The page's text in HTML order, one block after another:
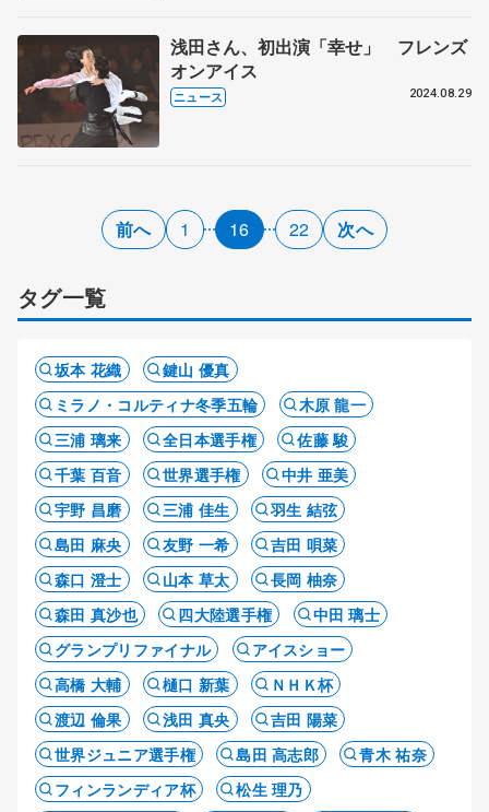
浅田さん、初出演「幸せ」 フレンズ
オンアイス
ニュース 2024.08.29
前へ 1 16 22 次へ
タグ一覧
坂本 花織
鍵山 優真
ミラノ・コルティナ冬季五輪
木原 龍一
三浦 璃来
全日本選手権
佐藤 駿
千葉 百音
世界選手権
中井 亜美
宇野 昌磨
三浦 佳生
羽生 結弦
島田 麻央
友野 一希
吉田 唄菜
森口 澄士
山本 草太
長岡 柚奈
森田 真沙也
四大陸選手権
中田 璃士
グランプリファイナル
アイスショー
高橋 大輔
樋口 新葉
ＮＨＫ杯
渡辺 倫果
浅田 真央
吉田 陽菜
世界ジュニア選手権
島田 高志郎
青木 祐奈
フィンランディア杯
松生 理乃